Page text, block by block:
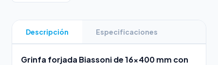
Descripción Especificaciones
Grinfa forjada Biassoni de 16×400 mm con